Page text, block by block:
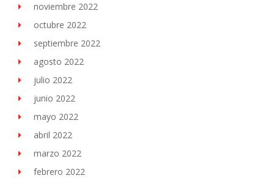
noviembre 2022
octubre 2022
septiembre 2022
agosto 2022
julio 2022
junio 2022
mayo 2022
abril 2022
marzo 2022
febrero 2022